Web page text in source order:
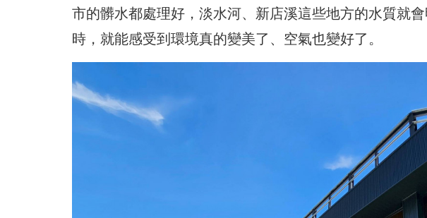
市的髒水都處理好，淡水河、新店溪這些地方的水質就
時，就能感受到環境真的變美了、空氣也變好了。